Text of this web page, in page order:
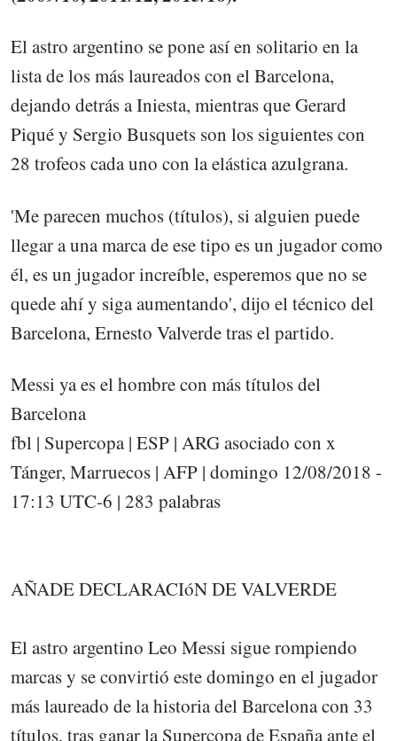
El astro argentino se pone así en solitario en la
lista de los más laureados con el Barcelona,
dejando detrás a Iniesta, mientras que Gerard
Piqué y Sergio Busquets son los siguientes con
28 trofeos cada uno con la elástica azulgrana.
'Me parecen muchos (títulos), si alguien puede
llegar a una marca de ese tipo es un jugador como
él, es un jugador increíble, esperemos que no se
quede ahí y siga aumentando', dijo el técnico del
Barcelona, Ernesto Valverde tras el partido.
Messi ya es el hombre con más títulos del
Barcelona
fbl | Supercopa | ESP | ARG asociado con x
Tánger, Marruecos | AFP | domingo 12/08/2018 -
17:13 UTC-6 | 283 palabras
AÑADE DECLARACIóN DE VALVERDE
El astro argentino Leo Messi sigue rompiendo
marcas y se convirtió este domingo en el jugador
más laureado de la historia del Barcelona con 33
títulos, tras ganar la Supercopa de España ante el